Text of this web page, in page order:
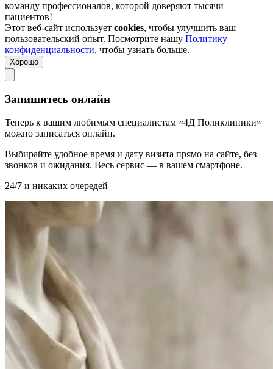
команду профессионалов, которой доверяют тысячи
пациентов!
Этот веб-сайт использует cookies, чтобы улучшить ваш
пользовательский опыт. Посмотрите нашу Политику
конфиденциальности, чтобы узнать больше.
Хорошо
Запишитесь онлайн
Теперь к вашим любимым специалистам «4Д Поликлиники»
можно записаться онлайн.
Выбирайте удобное время и дату визита прямо на сайте, без
звонков и ожидания. Весь сервис — в вашем смартфоне.
24/7 и никаких очередей